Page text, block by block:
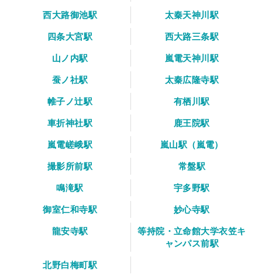
西大路御池駅
太秦天神川駅
四条大宮駅
西大路三条駅
山ノ内駅
嵐電天神川駅
蚕ノ社駅
太秦広隆寺駅
帷子ノ辻駅
有栖川駅
車折神社駅
鹿王院駅
嵐電嵯峨駅
嵐山駅（嵐電）
撮影所前駅
常盤駅
鳴滝駅
宇多野駅
御室仁和寺駅
妙心寺駅
龍安寺駅
等持院・立命館大学衣笠キ
ャンパス前駅
北野白梅町駅